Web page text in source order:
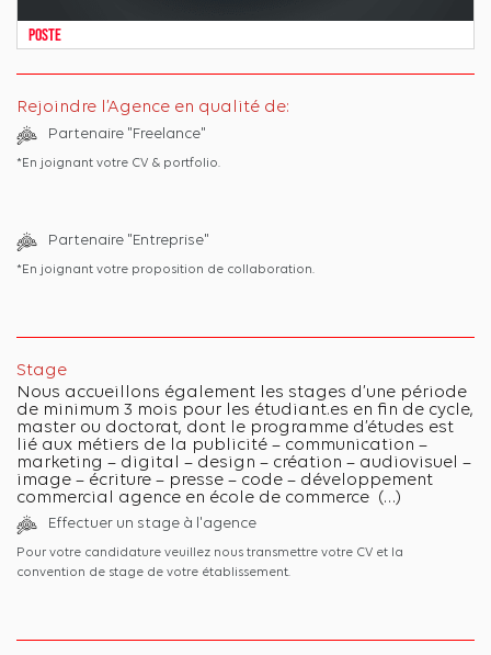
Poste
Rejoindre l’Agence en qualité de:
Partenaire "Freelance"
*En joignant votre CV & portfolio.
Partenaire "Entreprise"
*En joignant votre proposition de collaboration.
Stage
Nous accueillons également les stages d’une période
de minimum 3 mois pour les étudiant.es en fin de cycle,
master ou doctorat, dont le programme d’études est
lié aux métiers de la publicité – communication –
marketing – digital – design – création – audiovisuel –
image – écriture – presse – code – développement
commercial agence en école de commerce (…)
Effectuer un stage à l'agence
Pour votre candidature veuillez nous transmettre votre CV et la
convention de stage de votre établissement.